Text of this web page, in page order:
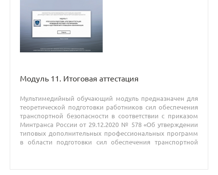
Модуль 11. Итоговая аттестация
Мультимедийный обучающий модуль предназначен для
теоретической подготовки работников сил обеспечения
транспортной безопасности в соответствии с приказом
Минтранса России от 29.12.2020 № 578 «Об утверждении
типовых дополнительных профессиональных программ
в области подготовки сил обеспечения транспортной